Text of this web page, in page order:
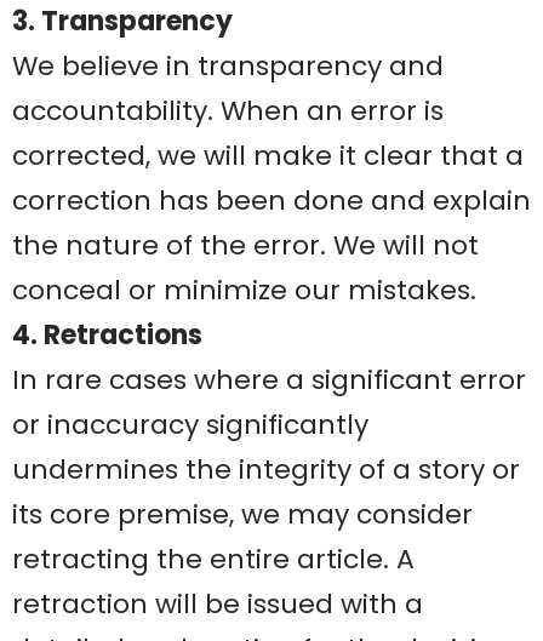
3. Transparency
We believe in transparency and
accountability. When an error is
corrected, we will make it clear that a
correction has been done and explain
the nature of the error. We will not
conceal or minimize our mistakes.
4. Retractions
In rare cases where a significant error
or inaccuracy significantly
undermines the integrity of a story or
its core premise, we may consider
retracting the entire article. A
retraction will be issued with a